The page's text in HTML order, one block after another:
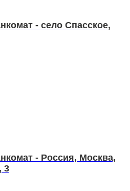
- село Спасское,
- Россия, Москва,
3